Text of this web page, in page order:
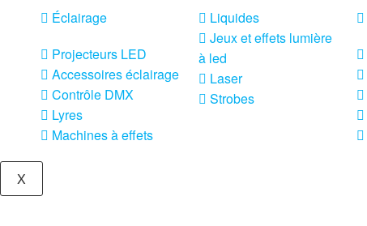
Éclairage
Projecteurs LED
Accessoires éclairage
Contrôle DMX
Lyres
Machines à effets
Liquides
Jeux et effets lumière
à led
Laser
Strobes
X